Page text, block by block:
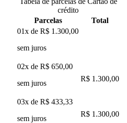
crédito
Parcelas
Total
01x de R$ 1.300,00
sem juros
02x de R$ 650,00
sem juros
R$ 1.300,00
03x de R$ 433,33
sem juros
R$ 1.300,00